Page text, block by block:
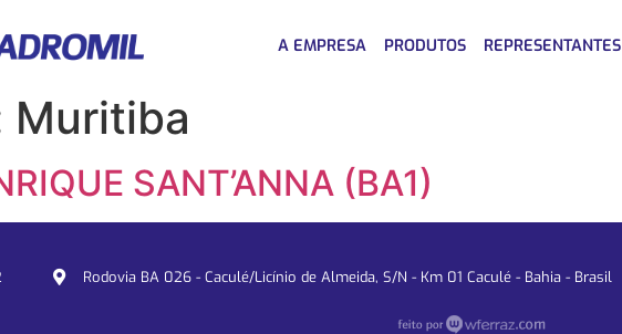
A EMPRESA PRODUTOS REPRESENTANTES
Muritiba
SANT’ANNA (BA1)
Rodovia BA 026 - Caculé/Licínio de Almeida, S/N - Km 01 Caculé - Bahia - Brasil